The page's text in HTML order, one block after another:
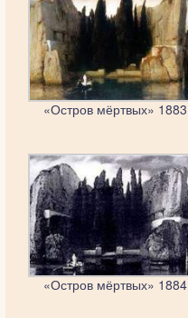
«Остров мёртвых» 1883
«Остров мёртвых» 1884